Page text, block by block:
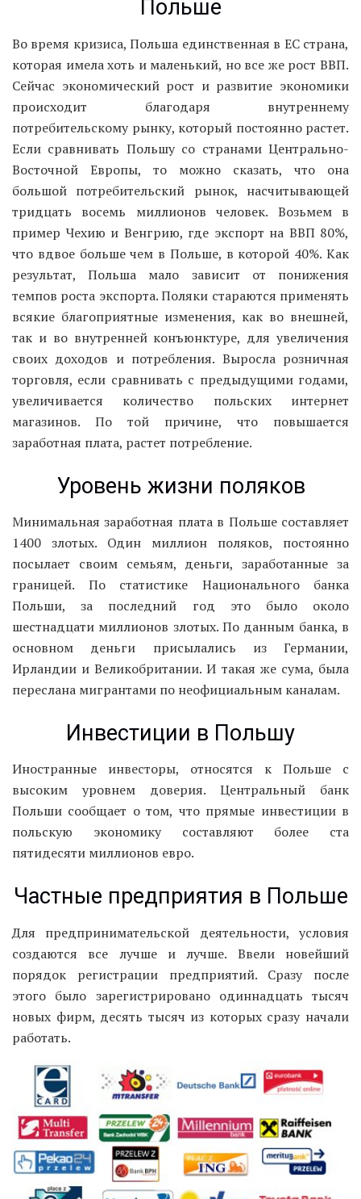
Польше
Во время кризиса, Польша единственная в ЕС страна,
которая имела хоть и маленький, но все же рост ВВП.
Сейчас экономический рост и развитие экономики
происходит благодаря внутреннему
потребительскому рынку, который постоянно растет.
Если сравнивать Польшу со странами Центрально-
Восточной Европы, то можно сказать, что она
большой потребительский рынок, насчитывающей
тридцать восемь миллионов человек. Возьмем в
пример Чехию и Венгрию, где экспорт на ВВП 80%,
что вдвое больше чем в Польше, в которой 40%. Как
результат, Польша мало зависит от понижения
темпов роста экспорта. Поляки стараются применять
всякие благоприятные изменения, как во внешней,
так и во внутренней конъюнктуре, для увеличения
своих доходов и потребления. Выросла розничная
торговля, если сравнивать с предыдущими годами,
увеличивается количество польских интернет
магазинов. По той причине, что повышается
заработная плата, растет потребление.
Уровень жизни поляков
Минимальная заработная плата в Польше составляет
1400 злотых. Один миллион поляков, постоянно
посылает своим семьям, деньги, заработанные за
границей. По статистике Национального банка
Польши, за последний год это было около
шестнадцати миллионов злотых. По данным банка, в
основном деньги присылались из Германии,
Ирландии и Великобритании. И такая же сума, была
переслана мигрантами по неофициальным каналам.
Инвестиции в Польшу
Иностранные инвесторы, относятся к Польше с
высоким уровнем доверия. Центральный банк
Польши сообщает о том, что прямые инвестиции в
польскую экономику составляют более ста
пятидесяти миллионов евро.
Частные предприятия в Польше
Для предпринимательской деятельности, условия
создаются все лучше и лучше. Ввели новейший
порядок регистрации предприятий. Сразу после
этого было зарегистрировано одиннадцать тысяч
новых фирм, десять тысяч из которых сразу начали
работать.